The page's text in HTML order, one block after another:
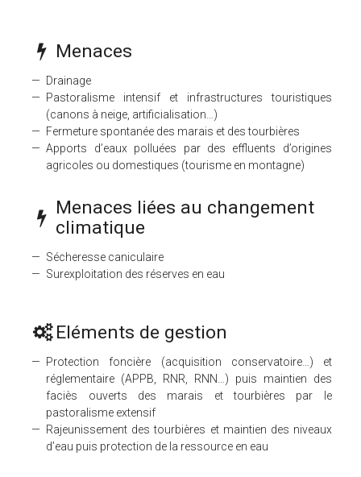
Menaces
Drainage
Pastoralisme intensif et infrastructures touristiques
(canons à neige, artificialisation…)
Fermeture spontanée des marais et des tourbières
Apports d’eaux polluées par des effluents d’origines
agricoles ou domestiques (tourisme en montagne)
Menaces liées au changement
climatique
Sécheresse caniculaire
Surexploitation des réserves en eau
Eléments de gestion
Protection foncière (acquisition conservatoire…) et
réglementaire (APPB, RNR, RNN…) puis maintien des
faciès ouverts des marais et tourbières par le
pastoralisme extensif
Rajeunissement des tourbières et maintien des niveaux
d’eau puis protection de la ressource en eau